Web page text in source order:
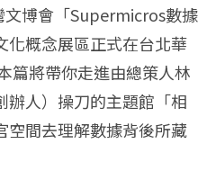
博會「Supermicros數據
化概念展區正式在台北華
篇將帶你走進由總策人林
辦人）操刀的主題館「相
空間去理解數據背後所藏